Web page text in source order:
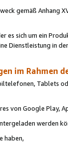
gemäß Anhang
es sich um ein
Dienstleistung in
im Rahmen
Tablets
von Google Play,
werden
haben,